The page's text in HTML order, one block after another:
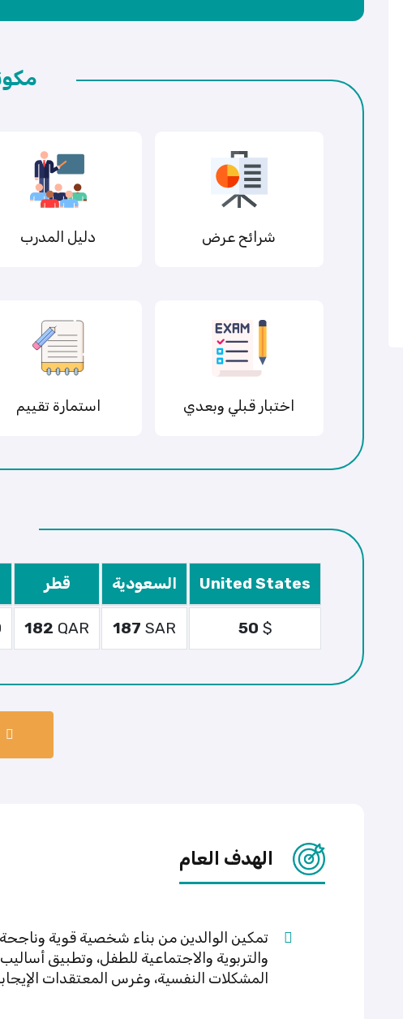
شرائح عرض دليل المدرب
اختبار قبلي وبعدي استمارة تقييم
United States السعودية قطر
50 $
187 SAR
182 QAR
الهدف العام
تمكين الوالدين من بناء شخصية قوية
والتربوية والاجتماعية للطفل، وتطبيق
المشكلات النفسية، وغرس المعتقدات